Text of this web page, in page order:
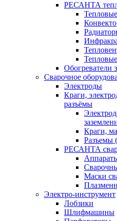
РЕСАНТА
Обогреватели
Сварочное
Электроды
Краги,
разъёмы
Краги,
Разъемы
РЕСАНТА
Маски
Электро-инструмент
Лобзики
Шлифмашины